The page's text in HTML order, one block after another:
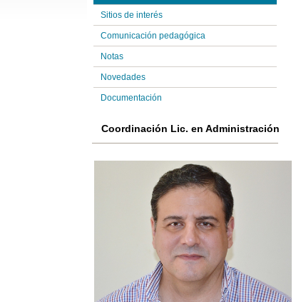
Sitios de interés
Comunicación pedagógica
Notas
Novedades
Documentación
Coordinación Lic. en Administración